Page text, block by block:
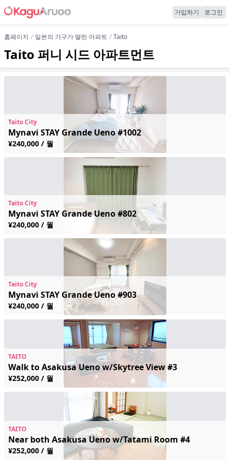
가입하기 로그인
홈페이지 일본의 가구가 딸린 아파트 Taito
Taito 퍼니 시드 아파트먼트
Taito City
Mynavi STAY Grande Ueno #1002
¥240,000 / 월
Taito City
Mynavi STAY Grande Ueno #802
¥240,000 / 월
Taito City
Mynavi STAY Grande Ueno #903
¥240,000 / 월
TAITO
Walk to Asakusa Ueno w/Skytree View #3
¥252,000 / 월
TAITO
Near both Asakusa Ueno w/Tatami Room #4
¥252,000 / 월